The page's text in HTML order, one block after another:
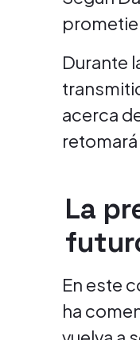
Durante
acerca
La
En este
ha